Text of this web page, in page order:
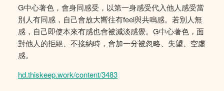
G中心著色，會身同感受，以第一身感受代入他人感受當
別人有同感，自己會放大嚮往有feel與共鳴感。若別人無
感，自己即使本來有感也會被減淡感覺。G中心著色，面
對他人的拒絕、不接納時，會加一分被忽略、失望、空虛
感。
hd.thiskeep.work/content/3483